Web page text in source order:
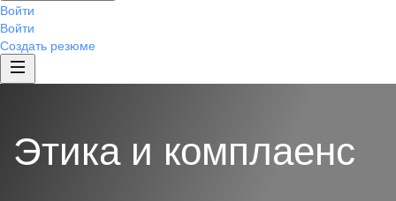
Войти
Войти
Создать резюме
Этика и комплаенс